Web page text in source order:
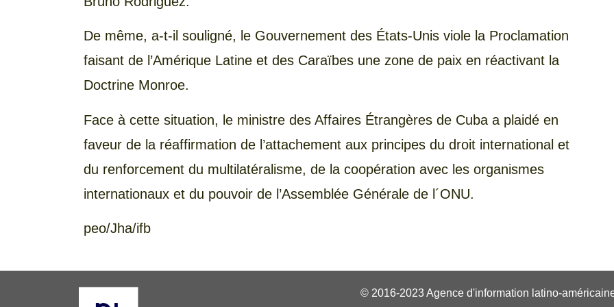
De même, a-t-il souligné, le Gouvernement des États-Unis viole la Proclamation
faisant de l’Amérique Latine et des Caraïbes une zone de paix en réactivant la
Doctrine Monroe.
Face à cette situation, le ministre des Affaires Étrangères de Cuba a plaidé en
faveur de la réaffirmation de l’attachement aux principes du droit international et
du renforcement du multilatéralisme, de la coopération avec les organismes
internationaux et du pouvoir de l’Assemblée Générale de l´ONU.
peo/Jha/ifb
© 2016-2023 Agence d'information latino-